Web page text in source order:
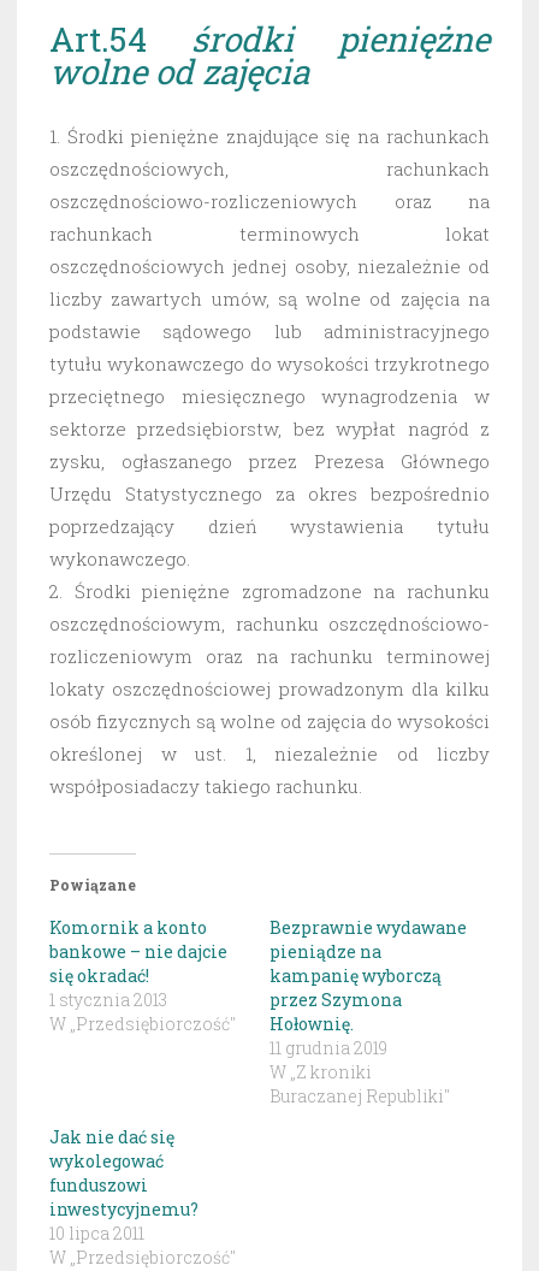
Art.54 środki pieniężne
wolne od zajęcia
1. Środki pieniężne znajdujące się na rachunkach
oszczędnościowych, rachunkach
oszczędnościowo-rozliczeniowych oraz na
rachunkach terminowych lokat
oszczędnościowych jednej osoby, niezależnie od
liczby zawartych umów, są wolne od zajęcia na
podstawie sądowego lub administracyjnego
tytułu wykonawczego do wysokości trzykrotnego
przeciętnego miesięcznego wynagrodzenia w
sektorze przedsiębiorstw, bez wypłat nagród z
zysku, ogłaszanego przez Prezesa Głównego
Urzędu Statystycznego za okres bezpośrednio
poprzedzający dzień wystawienia tytułu
wykonawczego.
2. Środki pieniężne zgromadzone na rachunku
oszczędnościowym, rachunku oszczędnościowo-
rozliczeniowym oraz na rachunku terminowej
lokaty oszczędnościowej prowadzonym dla kilku
osób fizycznych są wolne od zajęcia do wysokości
określonej w ust. 1, niezależnie od liczby
współposiadaczy takiego rachunku.
Powiązane
Komornik a konto
bankowe – nie dajcie
się okradać!
1 stycznia 2013
W „Przedsiębiorczość"
Bezprawnie wydawane
pieniądze na
kampanię wyborczą
przez Szymona
Hołownię.
11 grudnia 2019
W „Z kroniki
Buraczanej Republiki"
Jak nie dać się
wykolegować
funduszowi
inwestycyjnemu?
10 lipca 2011
W „Przedsiębiorczość"